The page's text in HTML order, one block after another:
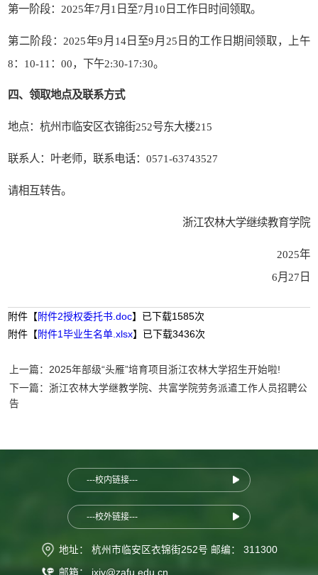
第一阶段： 2025年7月 1 日至7月 10 日 工作日时间领取。
第二阶段： 2025年9 月 14日至9 月 25 日的工作日期间领取，上午
8： 10-11 ：00，下午2:30-17:30。
四、领取地点及联系方式
地点：杭州市临安区衣锦街252号东大楼215
联系人：叶老师，联系电话：0571-63743527
请相互转告。
浙江农林大学继续教育学院
2025年
6月 27 日
附件【附件2授权委托书.doc】已下载1585次
附件【附件1毕业生名单.xlsx】已下载3436次
上一篇：2025年部级“头雁”培育项目浙江农林大学招生开始啦!
下一篇：浙江农林大学继教学院、共富学院劳务派遣工作人员招聘公
告
---校内链接---
---校外链接---
地址： 杭州市临安区衣锦街252号 邮编： 311300
邮箱： jxjy@zafu.edu.cn